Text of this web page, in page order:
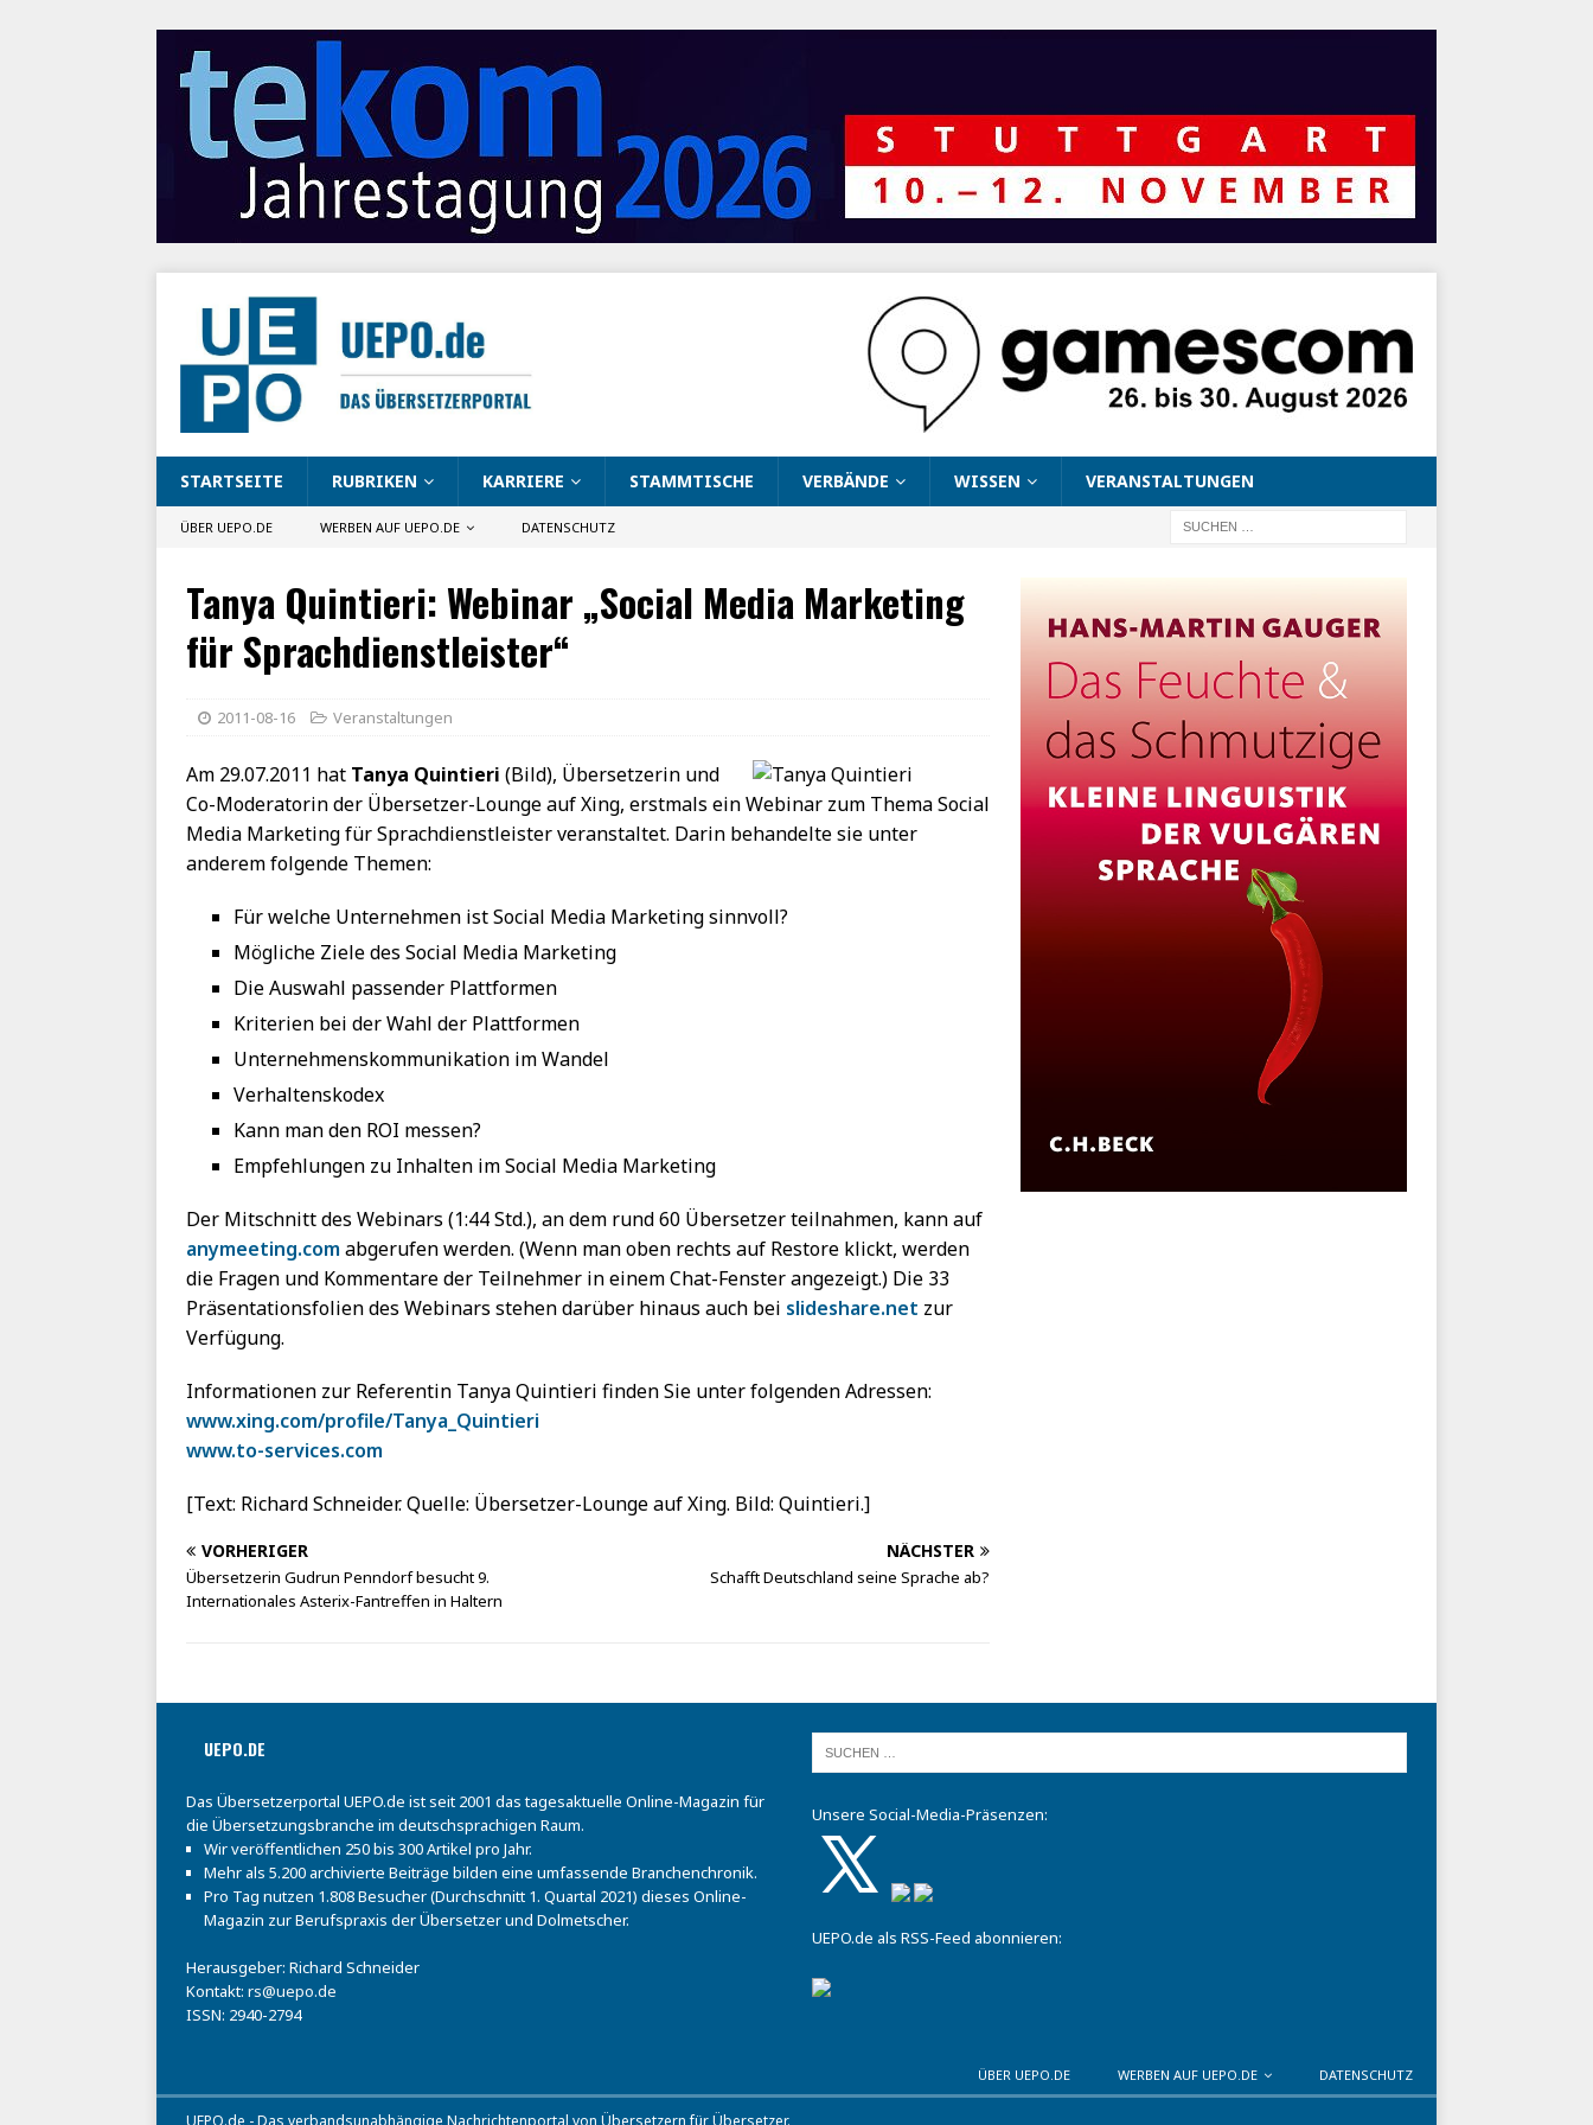
STARTSEITE RUBRIKEN KARRIERE STAMMTISCHE VERBÄNDE WISSEN VERANSTALTUNGEN
ÜBER UEPO.DE WERBEN AUF UEPO.DE DATENSCHUTZ
Tanya Quintieri: Webinar „Social Media Marketing
für Sprachdienstleister“
2011-08-16 Veranstaltungen
Am 29.07.2011 hat Tanya Quintieri (Bild), Übersetzerin und
Co-Moderatorin der Übersetzer-Lounge auf Xing, erstmals ein Webinar zum Thema Social
Media Marketing für Sprachdienstleister veranstaltet. Darin behandelte sie unter
anderem folgende Themen:
Für welche Unternehmen ist Social Media Marketing sinnvoll?
Mögliche Ziele des Social Media Marketing
Die Auswahl passender Plattformen
Kriterien bei der Wahl der Plattformen
Unternehmenskommunikation im Wandel
Verhaltenskodex
Kann man den ROI messen?
Empfehlungen zu Inhalten im Social Media Marketing
Der Mitschnitt des Webinars (1:44 Std.), an dem rund 60 Übersetzer teilnahmen, kann auf
anymeeting.com abgerufen werden. (Wenn man oben rechts auf Restore klickt, werden
die Fragen und Kommentare der Teilnehmer in einem Chat-Fenster angezeigt.) Die 33
Präsentationsfolien des Webinars stehen darüber hinaus auch bei slideshare.net zur
Verfügung.
Informationen zur Referentin Tanya Quintieri finden Sie unter folgenden Adressen:
www.xing.com/profile/Tanya_Quintieri
www.to-services.com
[Text: Richard Schneider. Quelle: Übersetzer-Lounge auf Xing. Bild: Quintieri.]
VORHERIGER
Übersetzerin Gudrun Penndorf besucht 9.
Internationales Asterix-Fantreffen in Haltern
NÄCHSTER
Schafft Deutschland seine Sprache ab?
UEPO.DE
Das Übersetzerportal UEPO.de ist seit 2001 das tagesaktuelle Online-Magazin für
die Übersetzungsbranche im deutschsprachigen Raum.
Wir veröffentlichen 250 bis 300 Artikel pro Jahr.
Mehr als 5.200 archivierte Beiträge bilden eine umfassende Branchenchronik.
Pro Tag nutzen 1.808 Besucher (Durchschnitt 1. Quartal 2021) dieses Online-
Magazin zur Berufspraxis der Übersetzer und Dolmetscher.
Herausgeber: Richard Schneider
Kontakt: rs@uepo.de
ISSN: 2940-2794
Unsere Social-Media-Präsenzen:
UEPO.de als RSS-Feed abonnieren:
ÜBER UEPO.DE WERBEN AUF UEPO.DE DATENSCHUTZ